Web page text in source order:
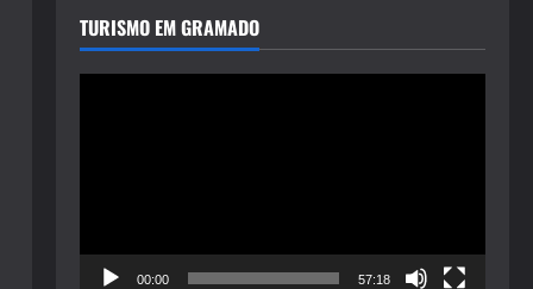
TURISMO EM GRAMADO
00:00 57:18